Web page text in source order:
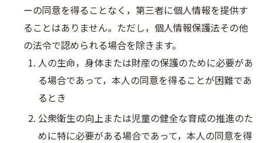
ーの同意を得ることなく，第三者に個人情報を提供す
ることはありません。ただし，個人情報保護法その他
の法令で認められる場合を除きます。
人の生命，身体または財産の保護のために必要があ
る場合であって，本人の同意を得ることが困難であ
るとき
公衆衛生の向上または児童の健全な育成の推進のた
めに特に必要がある場合であって，本人の同意を得